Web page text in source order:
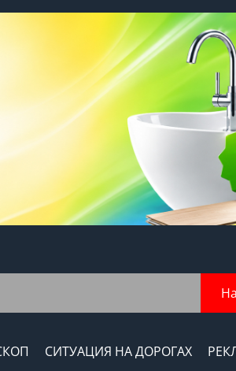
СИТУАЦИЯ НА ДОРОГАХ